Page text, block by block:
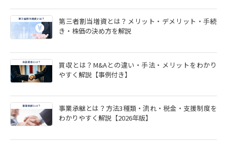
第三者割当増資とは？メリット・デメリット・手続
き・株価の決め方を解説
買収とは？M&Aとの違い・手法・メリットをわかり
やすく解説【事例付き】
事業承継とは？方法3種類・流れ・税金・支援制度を
わかりやすく解説【2026年版】